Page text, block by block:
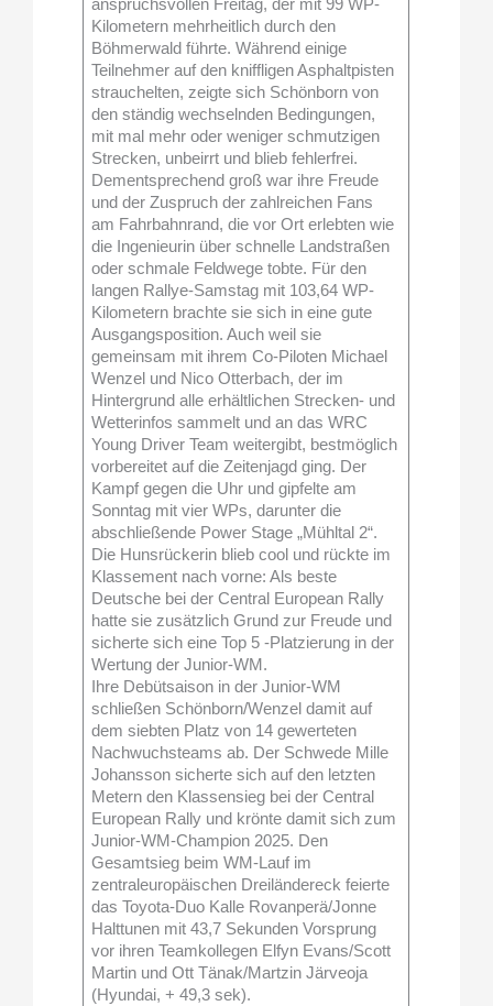
anspruchsvollen Freitag, der mit 99 WP-
Kilometern mehrheitlich durch den
Böhmerwald führte. Während einige
Teilnehmer auf den kniffligen Asphaltpisten
strauchelten, zeigte sich Schönborn von
den ständig wechselnden Bedingungen,
mit mal mehr oder weniger schmutzigen
Strecken, unbeirrt und blieb fehlerfrei.
Dementsprechend groß war ihre Freude
und der Zuspruch der zahlreichen Fans
am Fahrbahnrand, die vor Ort erlebten wie
die Ingenieurin über schnelle Landstraßen
oder schmale Feldwege tobte. Für den
langen Rallye-Samstag mit 103,64 WP-
Kilometern brachte sie sich in eine gute
Ausgangsposition. Auch weil sie
gemeinsam mit ihrem Co-Piloten Michael
Wenzel und Nico Otterbach, der im
Hintergrund alle erhältlichen Strecken- und
Wetterinfos sammelt und an das WRC
Young Driver Team weitergibt, bestmöglich
vorbereitet auf die Zeitenjagd ging. Der
Kampf gegen die Uhr und gipfelte am
Sonntag mit vier WPs, darunter die
abschließende Power Stage „Mühltal 2“.
Die Hunsrückerin blieb cool und rückte im
Klassement nach vorne: Als beste
Deutsche bei der Central European Rally
hatte sie zusätzlich Grund zur Freude und
sicherte sich eine Top 5 -Platzierung in der
Wertung der Junior-WM.
Ihre Debütsaison in der Junior-WM
schließen Schönborn/Wenzel damit auf
dem siebten Platz von 14 gewerteten
Nachwuchsteams ab. Der Schwede Mille
Johansson sicherte sich auf den letzten
Metern den Klassensieg bei der Central
European Rally und krönte damit sich zum
Junior-WM-Champion 2025. Den
Gesamtsieg beim WM-Lauf im
zentraleuropäischen Dreiländereck feierte
das Toyota-Duo Kalle Rovanperä/Jonne
Halttunen mit 43,7 Sekunden Vorsprung
vor ihren Teamkollegen Elfyn Evans/Scott
Martin und Ott Tänak/Martzin Järveoja
(Hyundai, + 49,3 sek).